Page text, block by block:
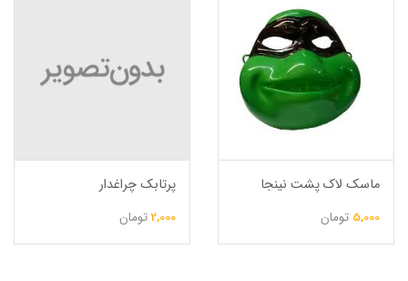
ماسک لاک پشت نینجا
5,000 تومان
پرتابک چراغدار
2,000تومان